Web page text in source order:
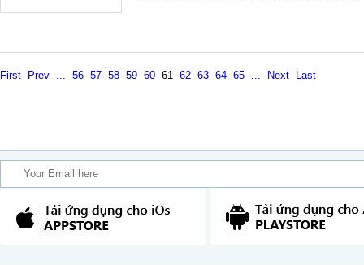
First Prev 56 57 58 59 60 61 62 63 64 65 Next Last